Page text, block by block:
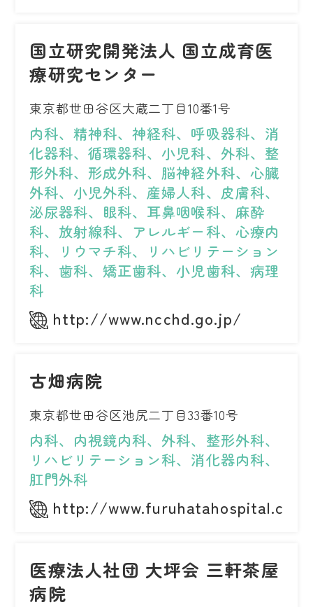
国立研究開発法人 国立成育医
療研究センター
東京都世田谷区大蔵二丁目10番1号
内科、精神科、神経科、呼吸器科、消
化器科、循環器科、小児科、外科、整
形外科、形成外科、脳神経外科、心臓
外科、小児外科、産婦人科、皮膚科、
泌尿器科、眼科、耳鼻咽喉科、麻酔
科、放射線科、アレルギー科、心療内
科、リウマチ科、リハビリテーション
科、歯科、矯正歯科、小児歯科、病理
科
http://www.ncchd.go.jp/
古畑病院
東京都世田谷区池尻二丁目33番10号
内科、内視鏡内科、外科、整形外科、
リハビリテーション科、消化器内科、
肛門外科
http://www.furuhatahospital.com
医療法人社団 大坪会 三軒茶屋
病院